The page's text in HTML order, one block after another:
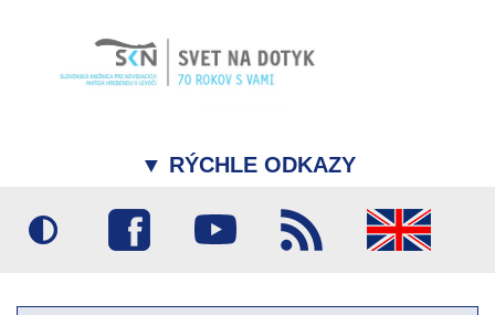
▼ RÝCHLE ODKAZY